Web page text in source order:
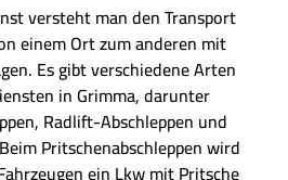
versteht man den Transport
einem Ort zum anderen mit
Es gibt verschiedene Arten
in Grimma, darunter
Radlift-Abschleppen und
Pritschenabschleppen wird